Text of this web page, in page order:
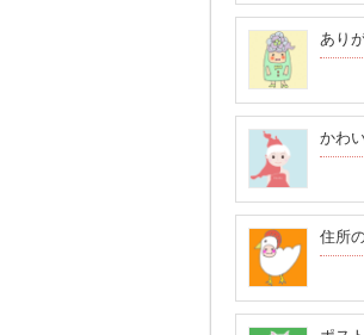
あり
かわ
住所